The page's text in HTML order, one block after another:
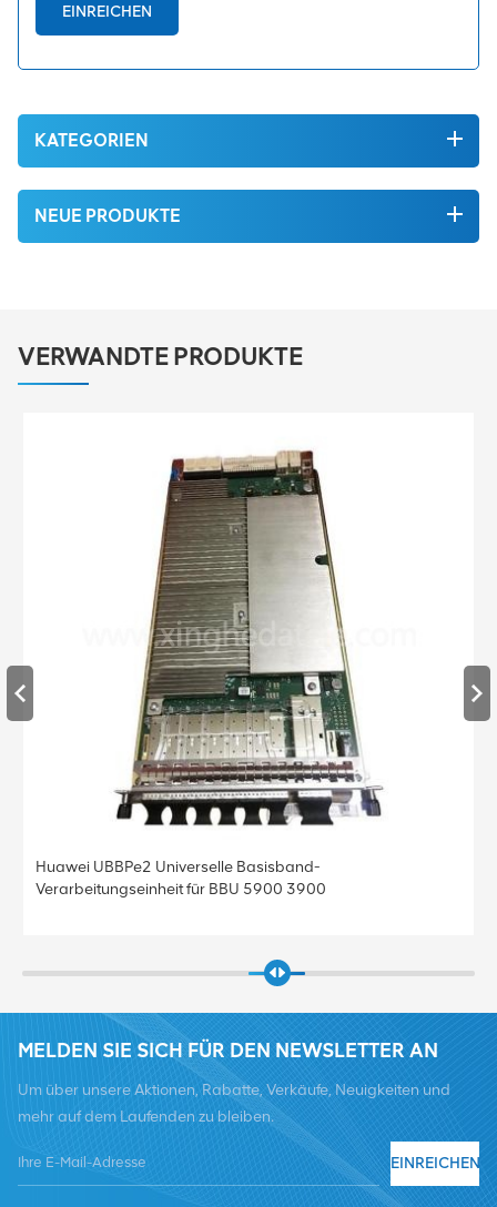
EINREICHEN
KATEGORIEN
NEUE PRODUKTE
VERWANDTE PRODUKTE
Huawei UBBPe2 Universelle Basisband-
Verarbeitungseinheit für BBU 5900 3900
MELDEN SIE SICH FÜR DEN NEWSLETTER AN
Um über unsere Aktionen, Rabatte, Verkäufe, Neuigkeiten und
mehr auf dem Laufenden zu bleiben.
EINREICHEN